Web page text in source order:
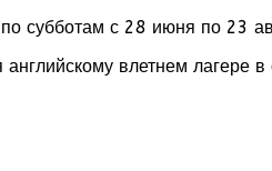
субботам с 28 июня по 23
влетнем лагере